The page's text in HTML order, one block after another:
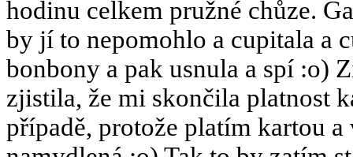
hodinu celkem pružné chůze.
by jí to nepomohlo a cupitala a
bonbony a pak usnula a spí :o)
zjistila, že mi skončila platnost
případě, protože platím kartou